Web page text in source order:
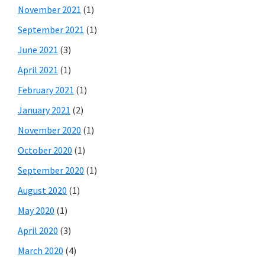
November 2021 (1)
September 2021 (1)
June 2021 (3)
April 2021 (1)
February 2021 (1)
January 2021 (2)
November 2020 (1)
October 2020 (1)
September 2020 (1)
August 2020 (1)
May 2020 (1)
April 2020 (3)
March 2020 (4)